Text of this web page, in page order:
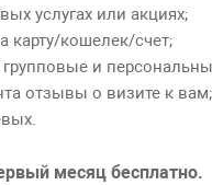
услугах или акциях;
карту/кошелек/счет;
и
отзывы о визите к вам;
месяц бесплатно.